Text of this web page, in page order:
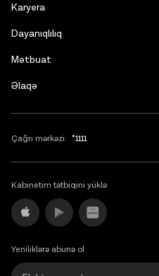
Karyera
Dayanıqlılıq
Mətbuat
Əlaqə
Çağrı mərkəzi: *1111
Kabinetim tətbiqini yüklə
Yeniliklərə abunə ol